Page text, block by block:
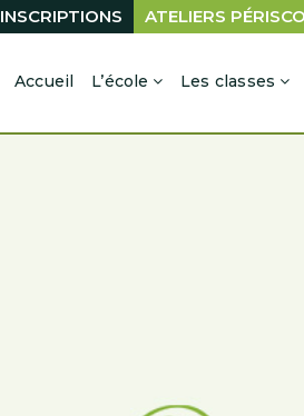
ATELIERS
INSCRIPTIONS
Accueil L’école Les classes